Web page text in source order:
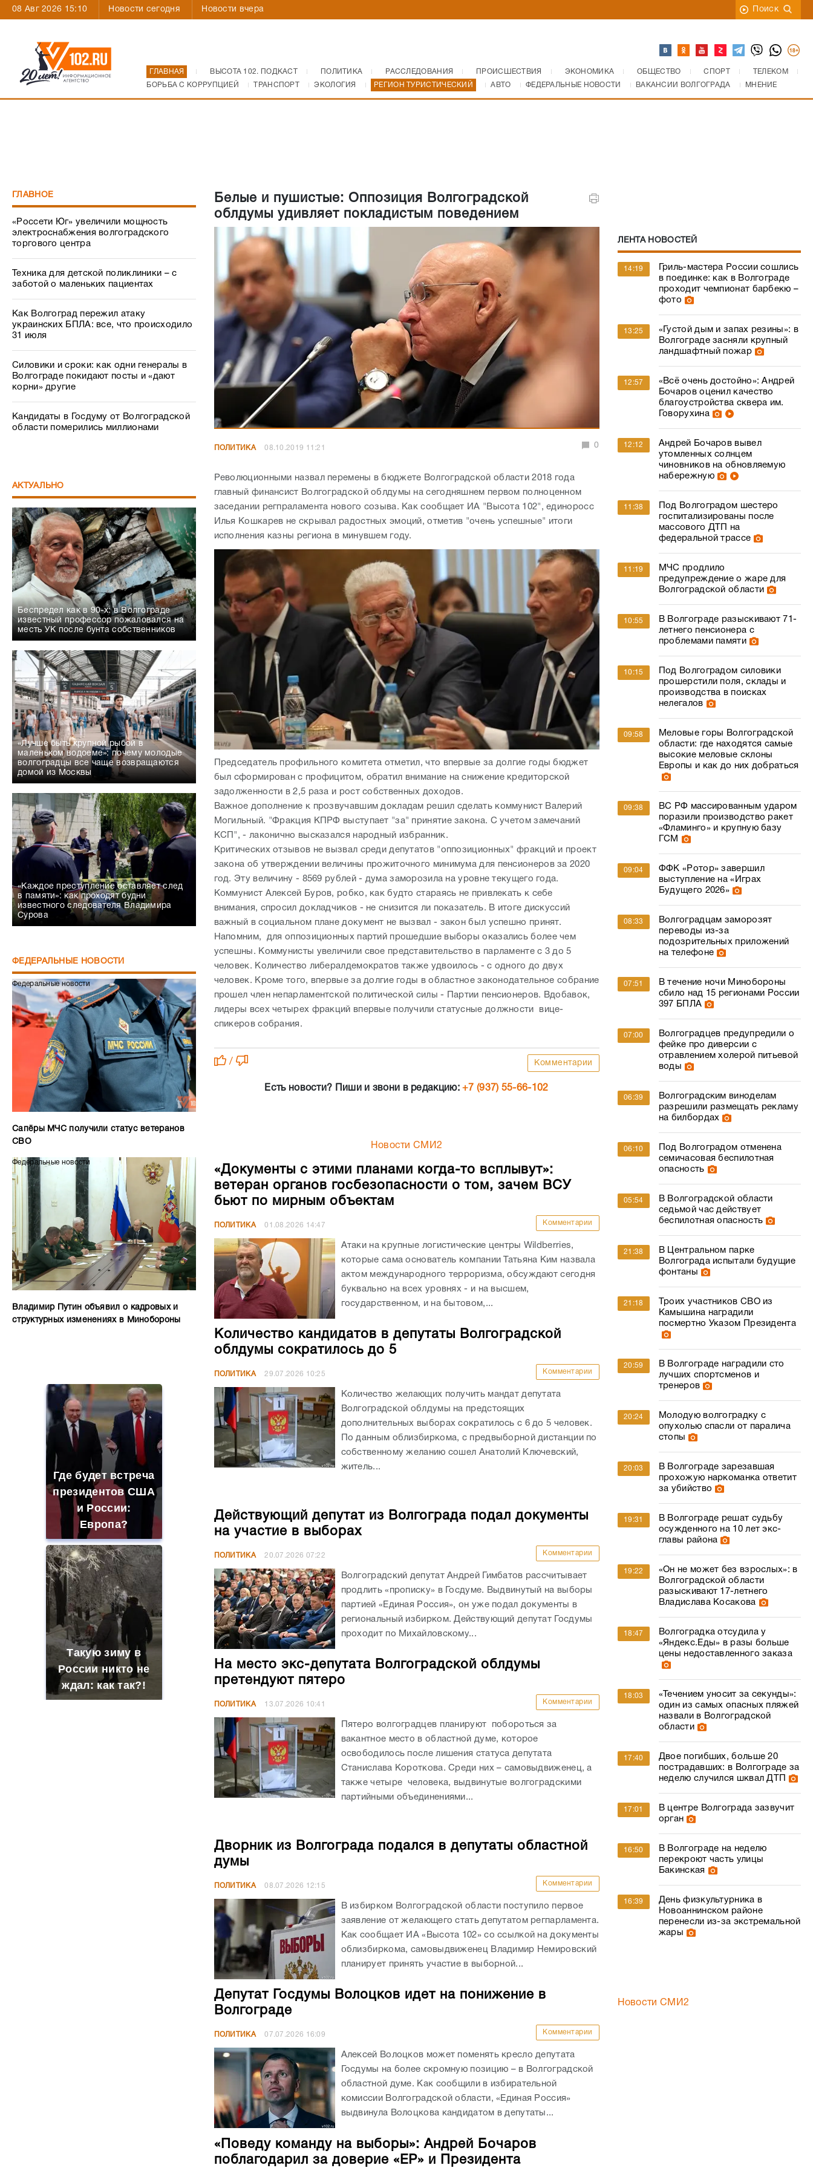
08 Авг 2026 15:10 Новости сегодня Новости вчера Поиск
ГЛАВНАЯ ВЫСОТА 102. ПОДКАСТ ПОЛИТИКА РАССЛЕДОВАНИЯ ПРОИСШЕСТВИЯ ЭКОНОМИКА ОБЩЕСТВО СПОРТ
ТЕЛЕКОМ
БОРЬБА С КОРРУПЦИЕЙ
ТРАНСПОРТ ЭКОЛОГИЯ РЕГИОН ТУРИСТИЧЕСКИЙ АВТО ФЕДЕРАЛЬНЫЕ НОВОСТИ ВАКАНСИИ ВОЛГОГРАДА МНЕНИЕ
Техника для детской поликлиники – с
заботой о маленьких пациентах
Как Волгоград пережил атаку
украинских БПЛА: все, что происходило
31 июля
Силовики и сроки: как одни генералы в
Волгограде покидают посты и «дают
корни» другие
Кандидаты в Госдуму от Волгоградской
области померились миллионами
Беспредел как в 90-х: в Волгограде
известный профессор пожаловался на
месть УК после бунта собственников
«Лучше быть крупной рыбой в
маленьком водоеме»: почему молодые
волгоградцы все чаще возвращаются
домой из Москвы
«Каждое преступление оставляет след
в памяти»: как проходят будни
известного следователя Владимира
Сурова
ФЕДЕРАЛЬНЫЕ НОВОСТИ
Федеральные новости
Сапёры МЧС получили статус ветеранов
Федеральные новости
Владимир Путин объявил о кадровых и
структурных изменениях в Минобороны
Где будет встреча
президентов США
и России:
Европа?
Такую зиму в
России никто не
ждал: как так?!
ПОЛИТИКА 08.10.2019 11:21
Революционными назвал перемены в бюджете Волгоградской области 2018 года
главный финансист Волгоградской облдумы на сегодняшнем первом полноценном
заседании регпраламента нового созыва. Как сообщает ИА "Высота 102", единоросс
Илья Кошкарев не скрывал радостных эмоций, отметив "очень успешные" итоги
Председатель профильного комитета отметил, что впервые за долгие годы бюджет
был сформирован с профицитом, обратил внимание на снижение кредиторской
задолженности в 2,5 раза и рост собственных доходов.
Важное дополнение к прозвучавшим докладам решил сделать коммунист Валерий
Могильный. "Фракция КПРФ выступает "за" принятие закона. С учетом замечаний
КСП", - лаконично высказался народный избранник.
Критических отзывов не вызвал среди депутатов "оппозиционных" фракций и проект
закона об утверждении величины прожиточного минимума для пенсионеров за 2020
год. Эту величину - 8569 рублей - дума заморозила на уровне текущего года.
Коммунист Алексей Буров, робко, как будто стараясь не привлекать к себе
внимания, спросил докладчиков - не снизится ли показатель. В итоге дискуссий
важный в социальном плане документ не вызвал - закон был успешно принят.
Напомним, для оппозиционных партий прошедшие выборы оказались более чем
успешны. Коммунисты увеличили свое представительство в парламенте с 3 до 5
человек. Количество либералдемократов также удвоилось - с одного до двух
человек. Кроме того, впервые за долгие годы в областное законодательное собрание
прошел член непарламентской политической силы - Партии пенсионеров. Вдобавок,
лидеры всех четырех фракций впервые получили статусные должности вице-
спикеров собрания.
/ Комментарии
Есть новости? Пиши и звони в редакцию:+7 (937) 55-66-102
«Документы с этими планами когда-то всплывут»:
Атаки на крупные логистические центры Wildberries,
которые сама основатель компании Татьяна Ким назвала
актом международного терроризма, обсуждают сегодня
Количество кандидатов в депутаты Волгоградской
облдумы сократилось до 5
ПОЛИТИКА 29.07.2026 10:25
Волгоградской облдумы на предстоящих
дополнительных выборах сократилось с 6 до 5 человек.
собственному желанию сошел Анатолий Ключевский,
житель...
Действующий депутат из Волгограда подал документы
на участие в выборах
продлить «прописку» в Госдуме. Выдвинутый на выборы
партией «Единая Россия», он уже подал документы в
региональный избирком. Действующий депутат Госдумы
На место экс-депутата Волгоградской облдумы
претендуют пятеро
ПОЛИТИКА 13.07.202610:41 Комментарии
вакантное место в областной думе, которое
освободилось после лишения статуса депутата
также четыре человека, выдвинутые волгоградскими
партийными объединениями...
Дворник из Волгограда подался в депутаты областной
думы
заявление от желающего стать депутатом регпарламента.
Депутат Госдумы Волоцков идет на понижение в
Волгограде
ПОЛИТИКА 07.07.2026 Комментарии
Госдумы на более скромную позицию – в Волгоградской
выдвинула Волоцкова кандидатом в депутаты...
«Поведу команду на выборы»: Андрей Бочаров
поблагодарил за доверие «ЕР» и Президента
ПОЛИТИКА 07.07.202613:28 Комментарии
провел губернатор Волгоградской области и секретарь
реготделения партии Андрей Бочаров. Он выступил со
13:25
«Густой дым и запах резины»: в
Волгограде засняли крупный
ландшафтный пожар
«Всё очень достойно»: Андрей
Бочаров оценил качество
благоустройства сквера им.
Говорухина
Андрей Бочаров вывел
утомленных солнцем
чиновников на обновляемую
набережную
Под Волгоградом шестеро
госпитализированы после
массового ДТП на
федеральной трассе
МЧС продлило
предупреждение о жаре для
Волгоградской области
В Волгограде разыскивают 71-
летнего пенсионера с
проблемами памяти
Под Волгоградом силовики
прошерстили поля, склады и
производства в поисках
нелегалов
Меловые горы Волгоградской
области: где находятся самые
высокие меловые склоны
Европы и как до них добраться
09:38
ВС РФ массированным ударом
поразили производство ракет
«Фламинго» и крупную базу
ГСМ
ФФК «Ротор» завершил
выступление на «Играх
Будущего 2026»
Волгоградцам заморозят
переводы из-за
подозрительных приложений
на телефоне
В течение ночи Минобороны
сбило над 15 регионами России
397 БПЛА
Волгоградцев предупредили о
фейке про диверсии с
отравлением холерой питьевой
воды
Волгоградским виноделам
разрешили размещать рекламу
на билбордах
Под Волгоградом отменена
семичасовая беспилотная
опасность
В Волгоградской области
седьмой час действует
беспилотная опасность
В Центральном парке
Волгограда испытали будущие
фонтаны
Троих участников СВО из
Камышина наградили
посмертно Указом Президента
В Волгограде наградили сто
лучших спортсменов и
тренеров
Молодую волгоградку с
опухолью спасли от паралича
стопы
В Волгограде зарезавшая
прохожую наркоманка ответит
за убийство
В Волгограде решат судьбу
осужденного на 10 лет экс-
главы района
«Он не может без взрослых»: в
Волгоградской области
разыскивают 17-летнего
Владислава Косакова
Волгоградка отсудила у
«Яндекс.Еды» в разы больше
цены недоставленного заказа
«Течением уносит за секунды»:
один из самых опасных пляжей
назвали в Волгоградской
области
Двое погибших, больше 20
пострадавших: в Волгограде за
неделю случился шквал ДТП
В центре Волгограда зазвучит
орган
В Волгограде на неделю
перекроют часть улицы
Бакинская
День физкультурника в
Новоаннинском районе
перенесли из-за экстремальной
Новости СМИ2